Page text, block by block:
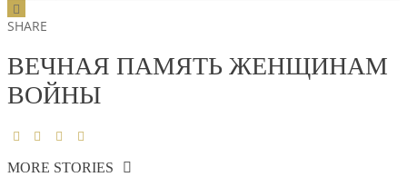
SHARE
ВЕЧНАЯ ПАМЯТЬ ЖЕНЩИНАМ
ВОЙНЫ
MORE STORIES